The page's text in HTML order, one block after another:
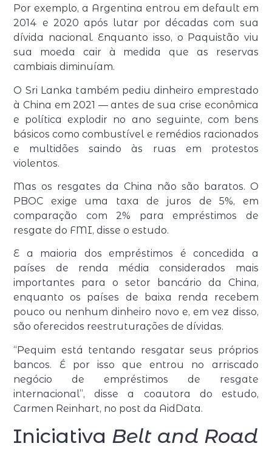
Por exemplo, a Argentina entrou em default em
2014 e 2020 após lutar por décadas com sua
dívida nacional. Enquanto isso, o Paquistão viu
sua moeda cair à medida que as reservas
cambiais diminuíam.
O Sri Lanka também pediu dinheiro emprestado
à China em 2021 — antes de sua crise econômica
e política explodir no ano seguinte, com bens
básicos como combustível e remédios racionados
e multidões saindo às ruas em protestos
violentos.
Mas os resgates da China não são baratos. O
PBOC exige uma taxa de juros de 5%, em
comparação com 2% para empréstimos de
resgate do FMI, disse o estudo.
E a maioria dos empréstimos é concedida a
países de renda média considerados mais
importantes para o setor bancário da China,
enquanto os países de baixa renda recebem
pouco ou nenhum dinheiro novo e, em vez disso,
são oferecidos reestruturações de dívidas.
“Pequim está tentando resgatar seus próprios
bancos. É por isso que entrou no arriscado
negócio de empréstimos de resgate
internacional”, disse a coautora do estudo,
Carmen Reinhart, no post da AidData.
Iniciativa Belt and Road